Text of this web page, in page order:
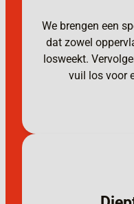
We brengen een
dat zowel
losweekt.
vuil los voor